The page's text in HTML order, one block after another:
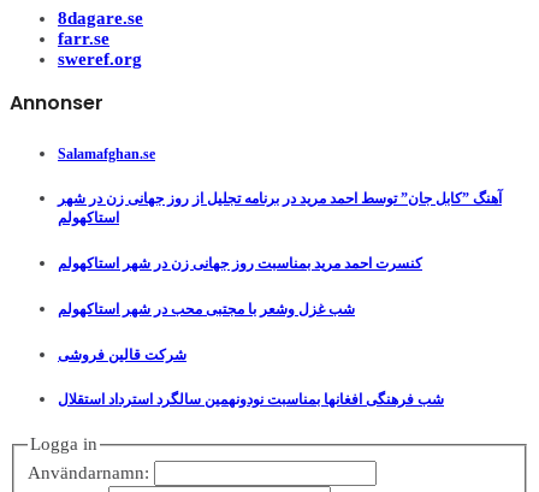
8dagare.se
farr.se
sweref.org
Annonser
Salamafghan.se
آهنگ ”کابل جان” توسط احمد مرید در برنامه تجلیل از روز جهانی زن در شهر
استاکهولم
کنسرت احمد مرید بمناسبت روز جهانی زن در شهر استاکهولم
شب غزل وشعر با مجتبی محب در شهر استاکهولم
شرکت قالین فروشی
شب فرهنگی افغانها بمناسبت نودونهمین سالگرد استرداد استقلال
Logga in
Användarnamn: